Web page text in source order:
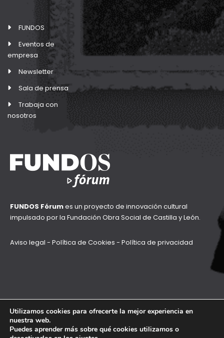
FUNDOS
Eventos de
empresa
Newsletter
Sala de prensa
Trabaja con
nosotros
FUNDOS Fórumes un proyecto de innovación cultural
impulsado por la Fundación Obra Social de Castilla y León.
Aviso legal - Política de Cookies - Política de privacidad
Utilizamos cookies para ofrecerte la mejor experiencia en
nuestra web.
Puedes aprender más sobre qué cookies utilizamos o